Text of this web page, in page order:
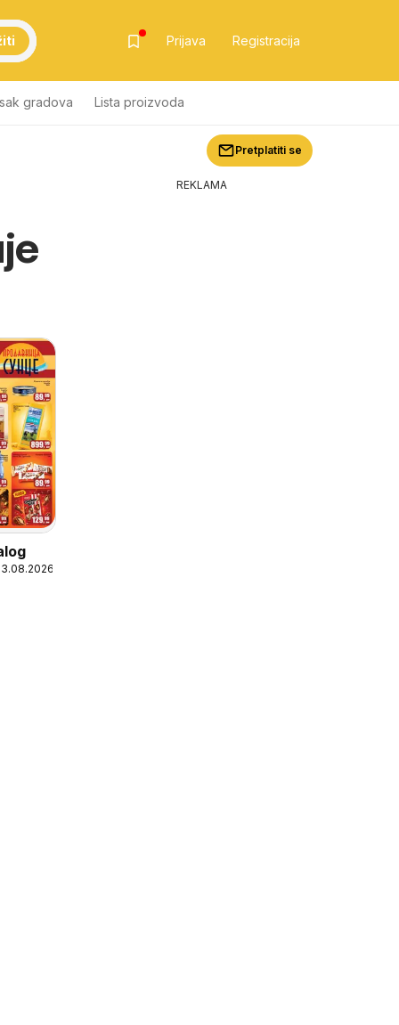
Prijava Registracija
gradova Lista proizvoda
Pretplatiti se
REKLAMA